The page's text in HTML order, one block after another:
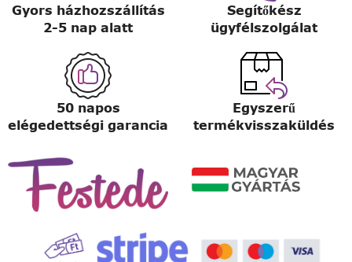
Gyors házhozszállítás
2-5 nap alatt
Segítőkész
ügyfélszolgálat
50 napos
elégedettségi garancia
Egyszerű
termékvisszaküldés